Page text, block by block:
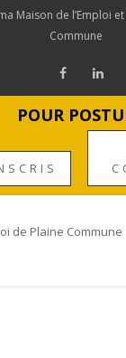
Maison de l’Emploi et
Commune
POUR